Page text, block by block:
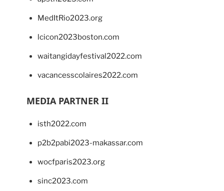
MedItRio2023.org
lcicon2023boston.com
waitangidayfestival2022.com
vacancesscolaires2022.com
MEDIA PARTNER II
isth2022.com
p2b2pabi2023-makassar.com
wocfparis2023.org
sinc2023.com